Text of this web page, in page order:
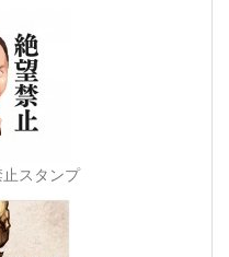
スタンプ